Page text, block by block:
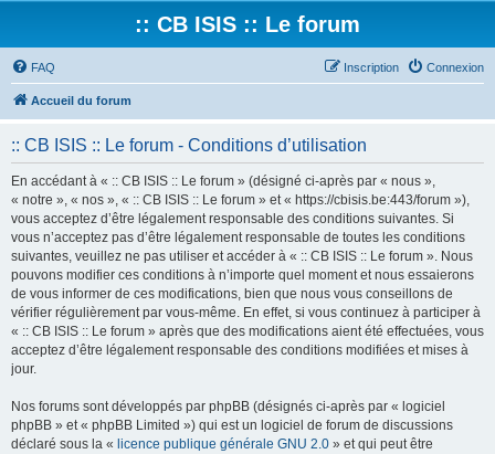
:: CB ISIS :: Le forum
FAQ Connexion
Inscription
Accueil du forum
:: CB ISIS :: Le forum - Conditions d’utilisation
En accédant à « :: CB ISIS :: Le forum » (désigné ci-après par « nous »,
« notre », « nos », « :: CB ISIS :: Le forum » et « https://cbisis.be:443/forum »),
vous acceptez d’être légalement responsable des conditions suivantes. Si
vous n’acceptez pas d’être légalement responsable de toutes les conditions
suivantes, veuillez ne pas utiliser et accéder à « :: CB ISIS :: Le forum ». Nous
pouvons modifier ces conditions à n’importe quel moment et nous essaierons
de vous informer de ces modifications, bien que nous vous conseillons de
vérifier régulièrement par vous-même. En effet, si vous continuez à participer à
« :: CB ISIS :: Le forum » après que des modifications aient été effectuées, vous
acceptez d’être légalement responsable des conditions modifiées et mises à
jour.
Nos forums sont développés par phpBB (désignés ci-après par « logiciel
phpBB » et « phpBB Limited ») qui est un logiciel de forum de discussions
déclaré sous la « licence publique générale GNU 2.0 » et qui peut être